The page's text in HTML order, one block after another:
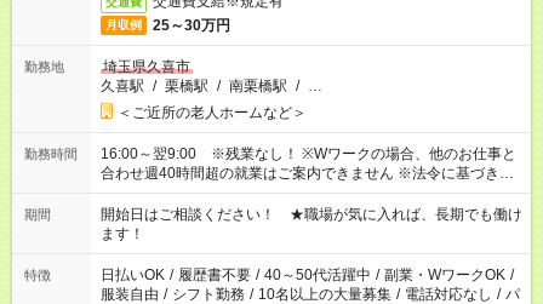
月収例 25～30万円
勤務地
埼玉県久喜市
久喜駅 / 栗橋駅 / 南栗橋駅 / …
＜ご近所の老人ホームなど＞
勤務時間
16:00～翌9:00 ※残業なし！ ※Wワークの場合、他のお仕事と
合わせ週40時間超の就業はご案内できません ※法令に基づき、
週20時間以上勤務は社会保険への加入対象となります ※労働者
派遣法（日雇い派遣の原則禁止）により、短時間・短期間の就
業はご案内が難しい場合があります
期間
開始日はご相談ください！ ★職場が気に入れば、長期でも働け
ます！
特徴 日払いOK / 履歴書不要 / 40～50代活躍中 / 副業・WワークOK /
服装自由 / シフト勤務 / 10名以上の大量募集 / 電話対応なし / パ